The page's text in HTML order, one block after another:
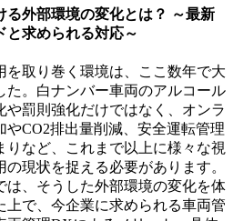
る外部環境の変化とは？ ～最新
と求められる対応～
を取り巻く環境は、ここ数年で大
た。白ナンバー車両のアルコール
や罰則強化だけではなく、オンラ
やCO2排出量削減、安全運転管理
りなど、これまで以上に様々な視
の現状を捉える必要があります。
は、そうした外部環境の変化を体
上で、今企業に求められる車両管